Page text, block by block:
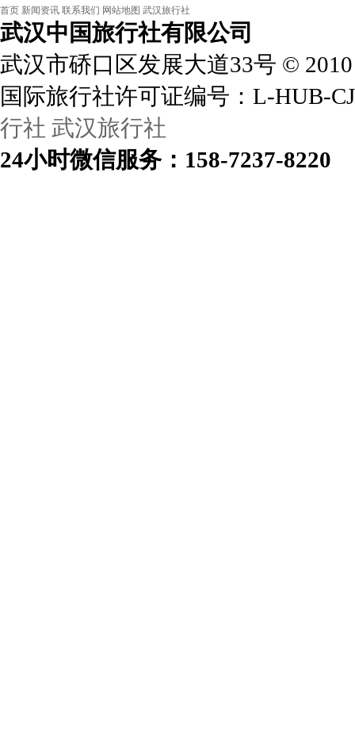
首页 新闻资讯 联系我们 网站地图 武汉旅行社
武汉中国旅行社有限公司
武汉市硚口区发展大道33号 ©
国际旅行社许可证编号：L-HUB-
行社 武汉旅行社
24小时微信服务：158-7237-8220